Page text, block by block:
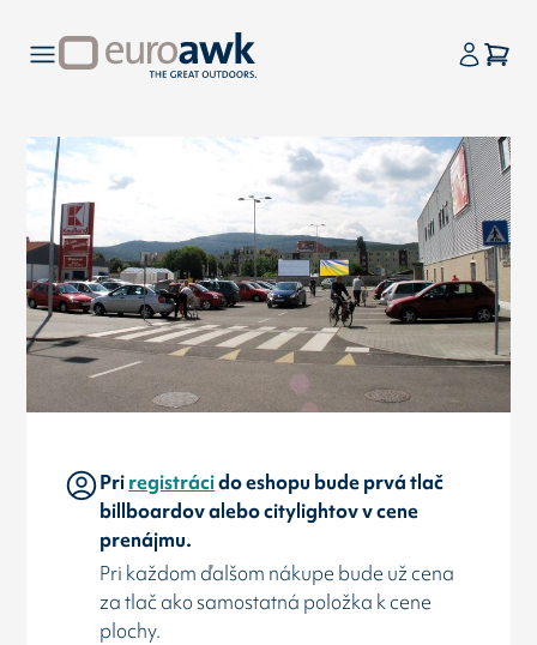
Priregistrácido eshopu bude prvá tlač
billboardov alebo citylightov v cene
prenájmu.
Pri každom ďalšom nákupe bude už cena
za tlač ako samostatná položka k cene
plochy.